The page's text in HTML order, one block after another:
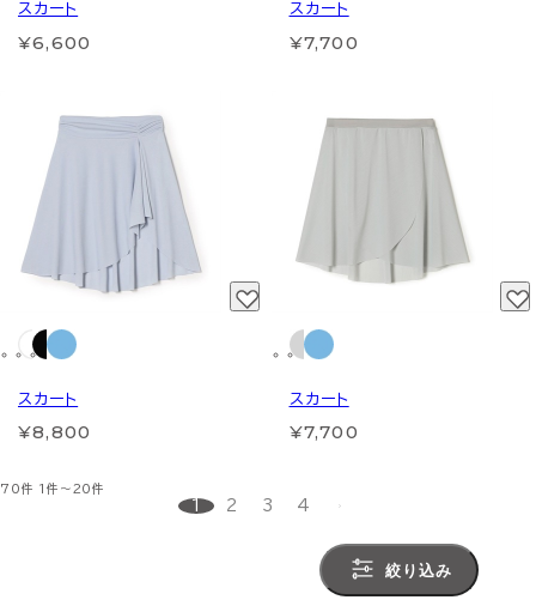
スカート
¥6,600
スカート
¥7,700
スカート
¥8,800
スカート
¥7,700
70件 1件～20件
1 2 3 4
絞り込み